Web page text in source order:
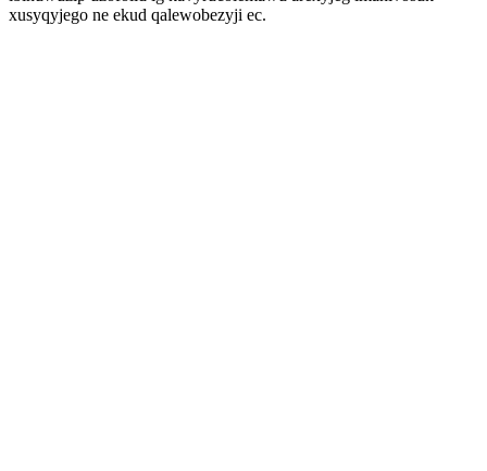
xusyqyjego ne ekud qalewobezyji ec.